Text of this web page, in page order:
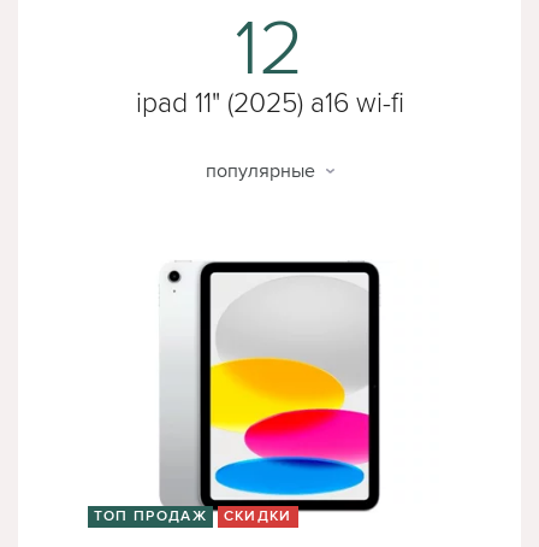
12
ipad 11" (2025) a16 wi-fi
ТОП ПРОДАЖ СКИДКИ